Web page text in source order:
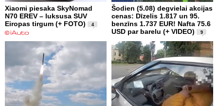
Xiaomi piesaka SkyNomad
N70 EREV – luksusa SUV
Eiropas tirgum (+ FOTO)
4
Šodien (5.08) degvielai akcijas
cenas: Dīzelis 1.817 un 95.
benzīns 1.737 EUR! Nafta 75.6
USD par barelu (+ VIDEO)
9